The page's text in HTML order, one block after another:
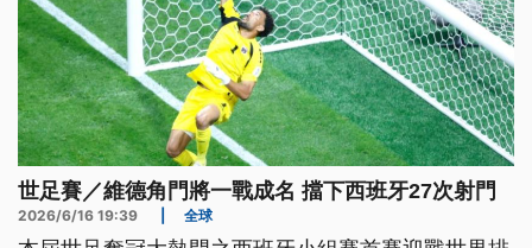
世足賽／維德角門將一戰成名 擋下西班牙27次射門
2026/6/16 19:39 全球